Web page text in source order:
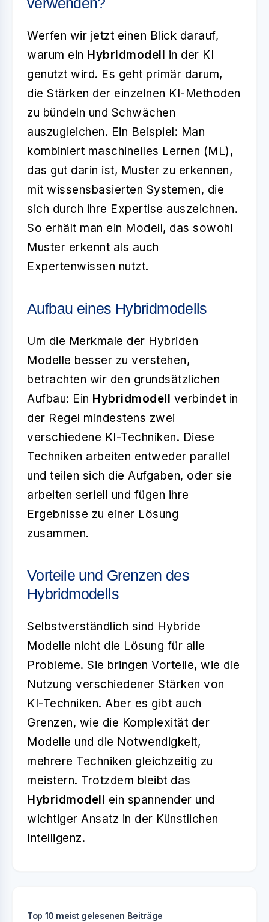
Werfen wir jetzt einen Blick darauf,
warum ein Hybridmodell in der KI
genutzt wird. Es geht primär darum,
die Stärken der einzelnen KI-Methoden
zu bündeln und Schwächen
auszugleichen. Ein Beispiel: Man
kombiniert maschinelles Lernen (ML),
das gut darin ist, Muster zu erkennen,
mit wissensbasierten Systemen, die
sich durch ihre Expertise auszeichnen.
So erhält man ein Modell, das sowohl
Muster erkennt als auch
Expertenwissen nutzt.
Aufbau eines Hybridmodells
Um die Merkmale der Hybriden
Modelle besser zu verstehen,
betrachten wir den grundsätzlichen
Aufbau: Ein Hybridmodell verbindet in
der Regel mindestens zwei
verschiedene KI-Techniken. Diese
Techniken arbeiten entweder parallel
und teilen sich die Aufgaben, oder sie
arbeiten seriell und fügen ihre
Ergebnisse zu einer Lösung
zusammen.
Vorteile und Grenzen des
Hybridmodells
Selbstverständlich sind Hybride
Modelle nicht die Lösung für alle
Probleme. Sie bringen Vorteile, wie die
Nutzung verschiedener Stärken von
KI-Techniken. Aber es gibt auch
Grenzen, wie die Komplexität der
Modelle und die Notwendigkeit,
mehrere Techniken gleichzeitig zu
meistern. Trotzdem bleibt das
Hybridmodell ein spannender und
wichtiger Ansatz in der Künstlichen
Intelligenz.
Top 10 meist gelesenen Beiträge